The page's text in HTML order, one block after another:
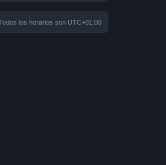
los horarios son UTC+01:00